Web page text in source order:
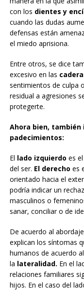
con los dientes y
cuando las dudas
defensas están
el miedo aprisiona.
Entre otros, se dice
excesivo en las
sentimientos de culpa
residual a agresiones
protegerte.
Ahora bien, también
padecimientos:
El lado izquierdo es
del ser. El derecho es
orientado hacia el
podría indicar un
masculinos o
sanar, conciliar o de
De acuerdo al
explican los síntomas
humanos de acuerdo al
la lateralidad. En el
relaciones familiares
hijos. En el caso del